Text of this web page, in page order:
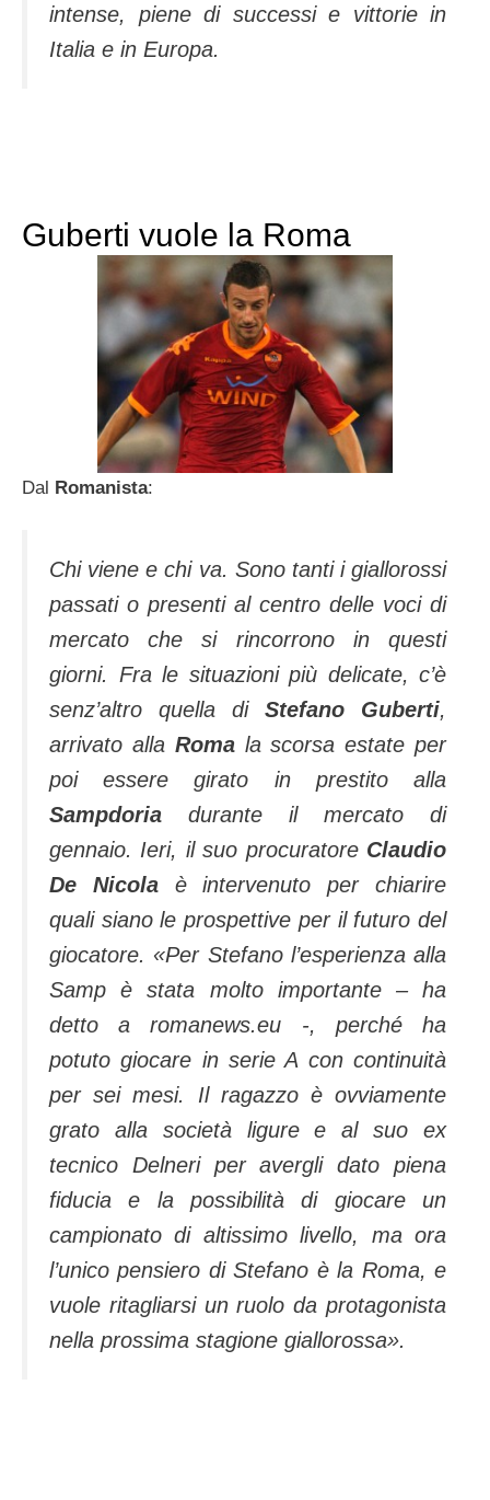
intense, piene di successi e vittorie in
Italia e in Europa.
Guberti vuole la Roma
Dal Romanista:
Chi viene e chi va. Sono tanti i giallorossi
passati o presenti al centro delle voci di
mercato che si rincorrono in questi
giorni. Fra le situazioni più delicate, c’è
senz’altro quella di Stefano Guberti,
arrivato alla Romala scorsa estate per
poi essere girato in prestito alla
Sampdoria durante il mercato di
gennaio. Ieri, il suo procuratoreClaudio
De Nicolaè intervenuto per chiarire
quali siano le prospettive per il futuro del
giocatore. «Per Stefano l’esperienza alla
Samp è stata molto importante – ha
detto a romanews.eu -, perché ha
potuto giocare in serie A con continuità
per sei mesi. Il ragazzo è ovviamente
grato alla società ligure e al suo ex
tecnico Delneri per avergli dato piena
fiducia e la possibilità di giocare un
campionato di altissimo livello, ma ora
l’unico pensiero di Stefano è la Roma, e
vuole ritagliarsi un ruolo da protagonista
nella prossima stagione giallorossa».